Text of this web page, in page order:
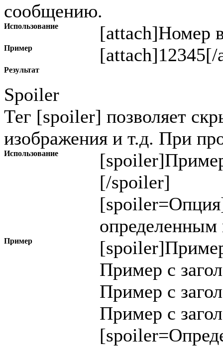
сообщению.
Использование [attach]Номер
Пример [attach]12345[/
Результат
Spoiler
Тег [spoiler] позволяет
изображения и т.д. При
Использование [spoiler]
[/spoiler]
[spoiler=Опция
определенным
Пример
Пример с
Пример с
Пример с